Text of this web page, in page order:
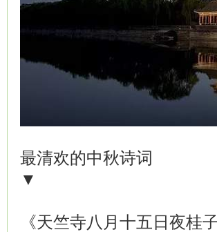
最清欢的中秋诗词
▼
《天竺寺八月十五日夜桂子